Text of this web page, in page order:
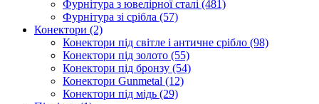
Фурнітура з ювелірної сталі (481)
Фурнітура зі срібла (57)
Конектори (2)
Конектори під світле і античне срібло (98)
Конектори під золото (55)
Конектори під бронзу (54)
Конектори Gunmetal (12)
Конектори під мідь (29)